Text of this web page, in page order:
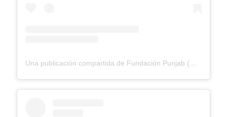
Una publicación compartida de Fundación Punjab (@fundacionpunjab)